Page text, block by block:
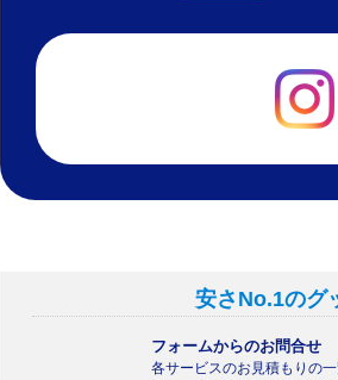
安さNo.1のグ
フォームからのお問合せ
各サービスのお見積もりの